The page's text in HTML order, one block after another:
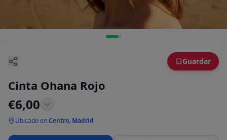
Guardar
Cinta Ohana Rojo
€6,00
Ubicado enCentro, Madrid